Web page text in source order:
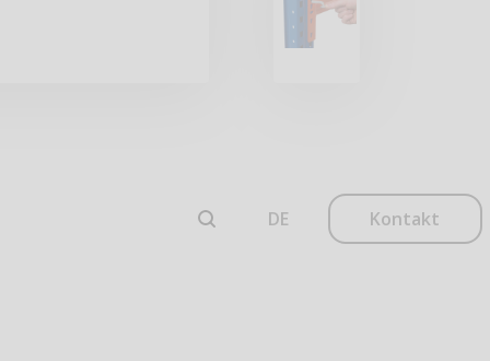
Kontakt